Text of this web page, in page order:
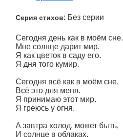
Серия стихов: Без серии
Сегодня день как в моём сне.
Мне солнце дарит мир.
Я как цветок в саду его.
Я дня того кумир.
Сегодня всё как в моём сне.
Всё это для меня.
Я принимаю этот мир.
Я греюсь у огня.
А завтра холод, может быть,
И солнце в облаках.